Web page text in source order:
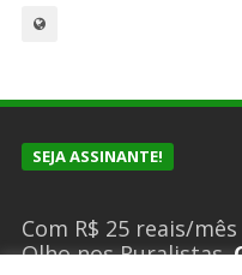
SEJA ASSINANTE!
Com R$ 25 reais/
Olho nos Ruralistas.